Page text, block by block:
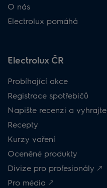
O nás
Electrolux pomáhá
Electrolux ČR
Probíhající akce
Registrace spotřebičů
Napište recenzi a vyhrajte
Recepty
Kurzy vaření
Oceněné produkty
Divize pro profesionály 🡕
Pro média 🡕